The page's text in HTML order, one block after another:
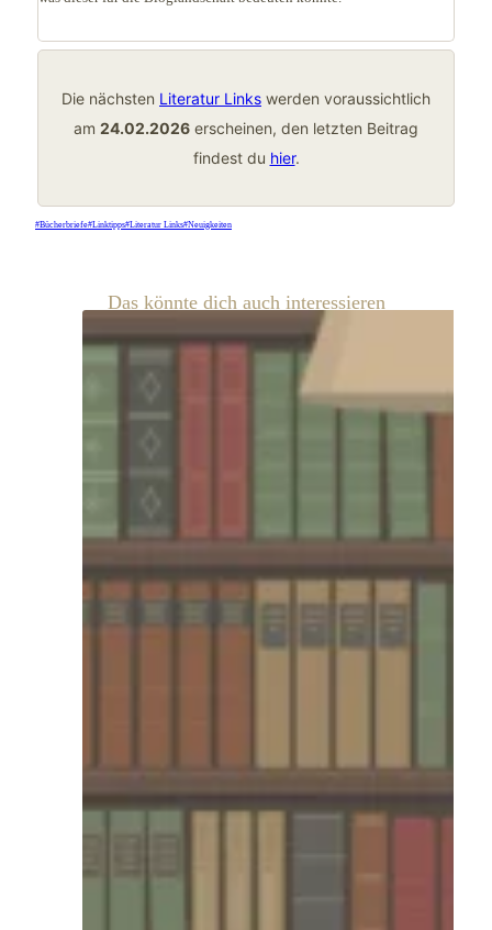
Die nächsten Literatur Links werden voraussichtlich
am 24.02.2026 erscheinen, den letzten Beitrag
findest du hier.
Schlagworte:
#Bücherbriefe#Linktipps#Literatur Links#Neuigkeiten
Das könnte dich auch interessieren